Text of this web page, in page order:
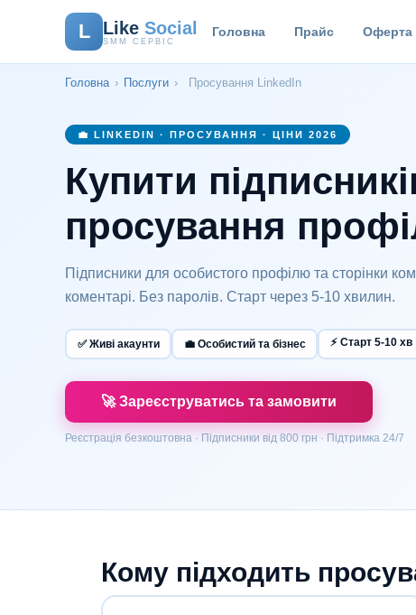
L Like Social
SMM СЕРВІС
Головна Прайс Оферта
Головна › Послуги › Просування LinkedIn
💼 LINKEDIN · ПРОСУВАННЯ · ЦІНИ 2026
Купити
просування
Підписники для особистого профілю та сторінки
коментарі. Без паролів. Старт через 5-10 хвилин.
✅ Живі акаунти 💼 Особистий та бізнес ⚡ Старт 5-10 хв
🚀 Зареєструватись та замовити
Реєстрація безкоштовна · Підписники від 800 грн · Підтримка 24/7
Кому підходить